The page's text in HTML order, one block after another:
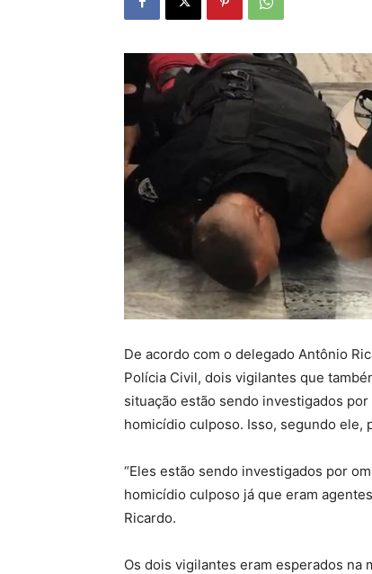
De acordo com o delegado Antônio
Polícia Civil, dois vigilantes que
situação estão sendo investigados
homicídio culposo. Isso, segundo ele,
“Eles estão sendo investigados por
homicídio culposo já que eram
Ricardo.
Os dois vigilantes eram esperados na